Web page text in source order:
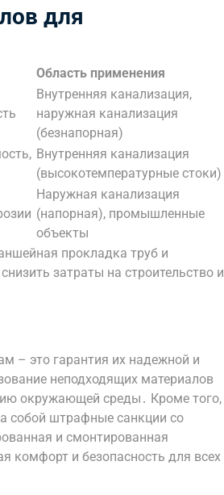
для
Область применения
Внутренняя канализация,
наружная канализация
(безнапорная)
Внутренняя канализация
(высокотемпературные стоки)
Наружная канализация
(напорная), промышленные
объекты
прокладка труб и
затраты на строительство и
– это гарантия их надежной и
неподходящих материалов
окружающей среды․ Кроме того,
собой штрафные санкции со
и смонтированная
комфорт и безопасность для всех